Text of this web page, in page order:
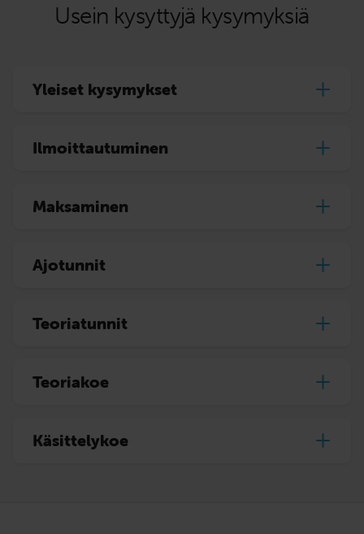
Usein kysyttyjä kysymyksiä
Yleiset kysymykset
Ilmoittautuminen
Maksaminen
Ajotunnit
Teoriatunnit
Teoriakoe
Käsittelykoe